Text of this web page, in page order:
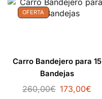
OFERTA
Carro Bandejero para 15
Bandejas
260,00€ 173,00€